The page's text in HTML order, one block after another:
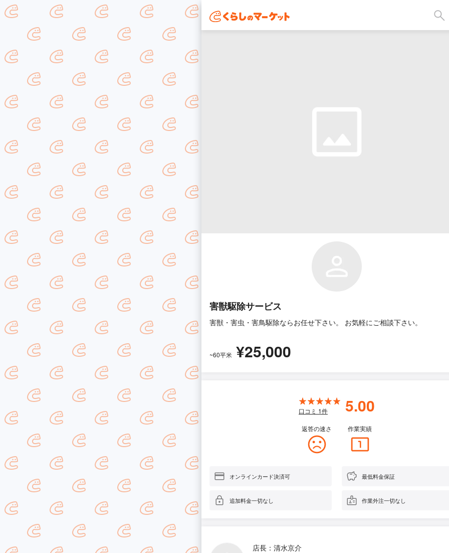
害獣駆除サービス
害獣・害虫・害鳥駆除ならお任せ下さい。 お気軽にご相談下さい。
~60平米 ¥25,000
口コミ 1件 5.00
返答の速さ 作業実績
オンラインカード決済可 最低料金保証
追加料金一切なし 作業外注一切なし
店長：清水京介